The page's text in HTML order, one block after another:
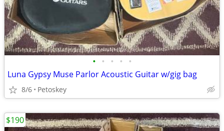
• • • • •
Luna Gypsy Muse Parlor Acoustic Guitar w/gig bag
8/6 Petoskey
$190